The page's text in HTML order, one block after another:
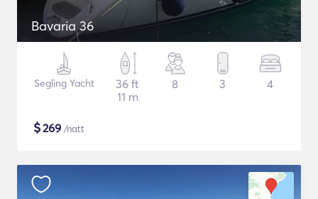
Bavaria 36
Segling Yacht
36 ft
11 m
8 3 4
$269 /natt